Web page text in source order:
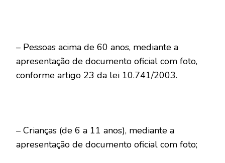
– Pessoas acima de 60 anos, mediante a
apresentação de documento oficial com foto,
conforme artigo 23 da lei 10.741/2003.
– Crianças (de 6 a 11 anos), mediante a
apresentação de documento oficial com foto;